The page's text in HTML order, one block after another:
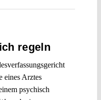
regeln
eines Arztes
psychisch